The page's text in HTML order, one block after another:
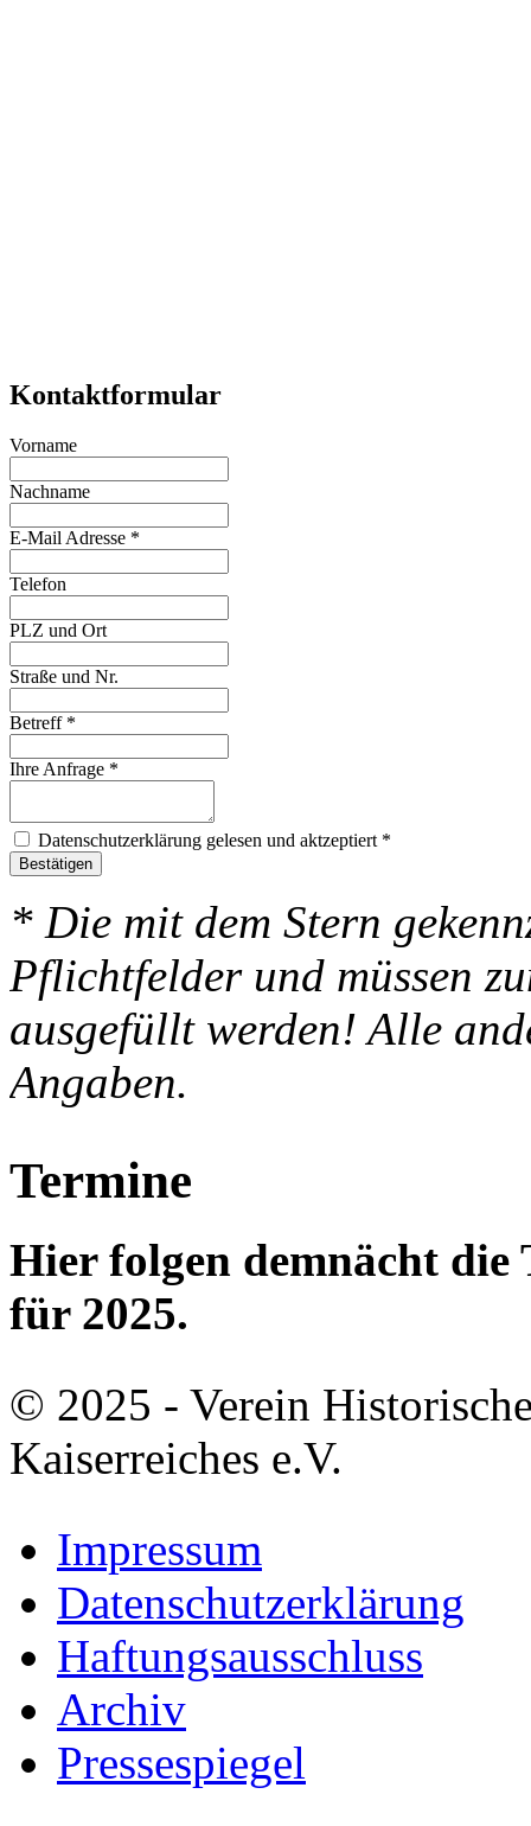
Kontaktformular
Vorname
Nachname
E-Mail Adresse *
Telefon
PLZ und Ort
Straße und Nr.
Betreff *
Ihre Anfrage *
Datenschutzerklärung gelesen und aktzeptiert *
Bestätigen
* Die mit dem Stern
Pflichtfelder und müssen
ausgefüllt werden! Alle
Angaben.
Termine
Hier folgen demnächt
für 2025.
© 2025 - Verein
Kaiserreiches e.V.
Impressum
Datenschutzerklärung
Haftungsausschluss
Archiv
Pressespiegel